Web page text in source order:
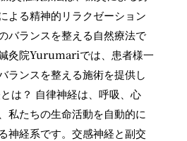
よる精神的リラクゼーション
バランスを整える自然療法で
灸院Yurumariでは、患者様一
ランスを整える施術を提供し
は？ 自律神経は、呼吸、心
私たちの生命活動を自動的に
神経系です。交感神経と副交